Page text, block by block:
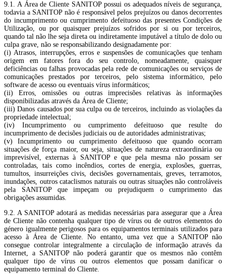
9.1. A Área de Cliente SANITOP possui os adequados níveis de segurança,
todavia a SANITOP não é responsável pelos prejuízos ou danos decorrentes
do incumprimento ou cumprimento defeituoso das presentes Condições de
Utilização, ou por quaisquer prejuízos sofridos por si ou por terceiros,
quando tal não lhe seja direta ou indiretamente imputável a título de dolo ou
culpa grave, não se responsabilizando designadamente por:
(i) Atrasos, interrupções, erros e suspensões de comunicações que tenham
origem em fatores fora do seu controlo, nomeadamente, quaisquer
deficiências ou falhas provocadas pela rede de comunicações ou serviços de
comunicações prestados por terceiros, pelo sistema informático, pelo
software de acesso ou eventuais vírus informáticos;
(ii) Erros, omissões ou outras imprecisões relativas às informações
disponibilizadas através da Área de Cliente;
(iii) Danos causados por sua culpa ou de terceiros, incluindo as violações da
propriedade intelectual;
(iv) Incumprimento ou cumprimento defeituoso que resulte do
incumprimento de decisões judiciais ou de autoridades administrativas;
(v) Incumprimento ou cumprimento defeituoso que quando ocorram
situações de força maior, ou seja, situações de natureza extraordinária ou
imprevisível, externas à SANITOP e que pela mesma não possam ser
controladas, tais como incêndios, cortes de energia, explosões, guerras,
tumultos, insurreições civis, decisões governamentais, greves, terramotos,
inundações, outros cataclismos naturais ou outras situações não controláveis
pela SANITOP que impeçam ou prejudiquem o cumprimento das
obrigações assumidas.
9.2. A SANITOP adotará as medidas necessárias para assegurar que a Área
de Cliente não contenha qualquer tipo de vírus ou de outros elementos do
género igualmente perigosos para os equipamentos terminais utilizados para
acesso à Área de Cliente. No entanto, uma vez que a SANITOP não
consegue controlar integralmente a circulação de informação através da
Internet, a SANITOP não poderá garantir que os mesmos não contêm
qualquer tipo de vírus ou outros elementos que possam danificar o
equipamento terminal do Cliente.